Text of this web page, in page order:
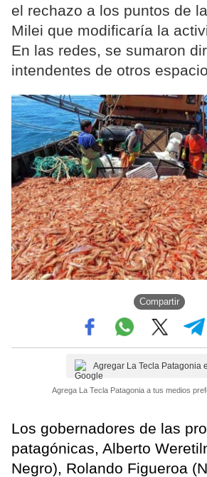
el rechazo a los puntos de
Milei que modificaría la
En las redes, se sumaron
intendentes de otros espacio
Compartir
Agregar La Tecla Patagonia
Agrega La Tecla Patagonia a tus medios
Los gobernadores de las
patagónicas, Alberto
Negro), Rolando Figueroa